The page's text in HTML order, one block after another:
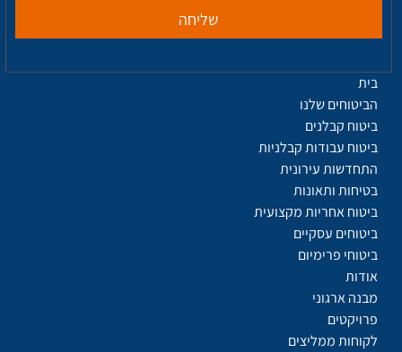
שליחה
אודות
מבנה ארגוני
פרויקטים
לקוחות ממליצים
בית
הביטוחים שלנו
ביטוח קבלנים
ביטוח עבודות קבלניות
התחדשות עירונית
בטיחות ותאונות
ביטוח אחריות מקצועית
ביטוחים עסקיים
ביטוחי פרימיום